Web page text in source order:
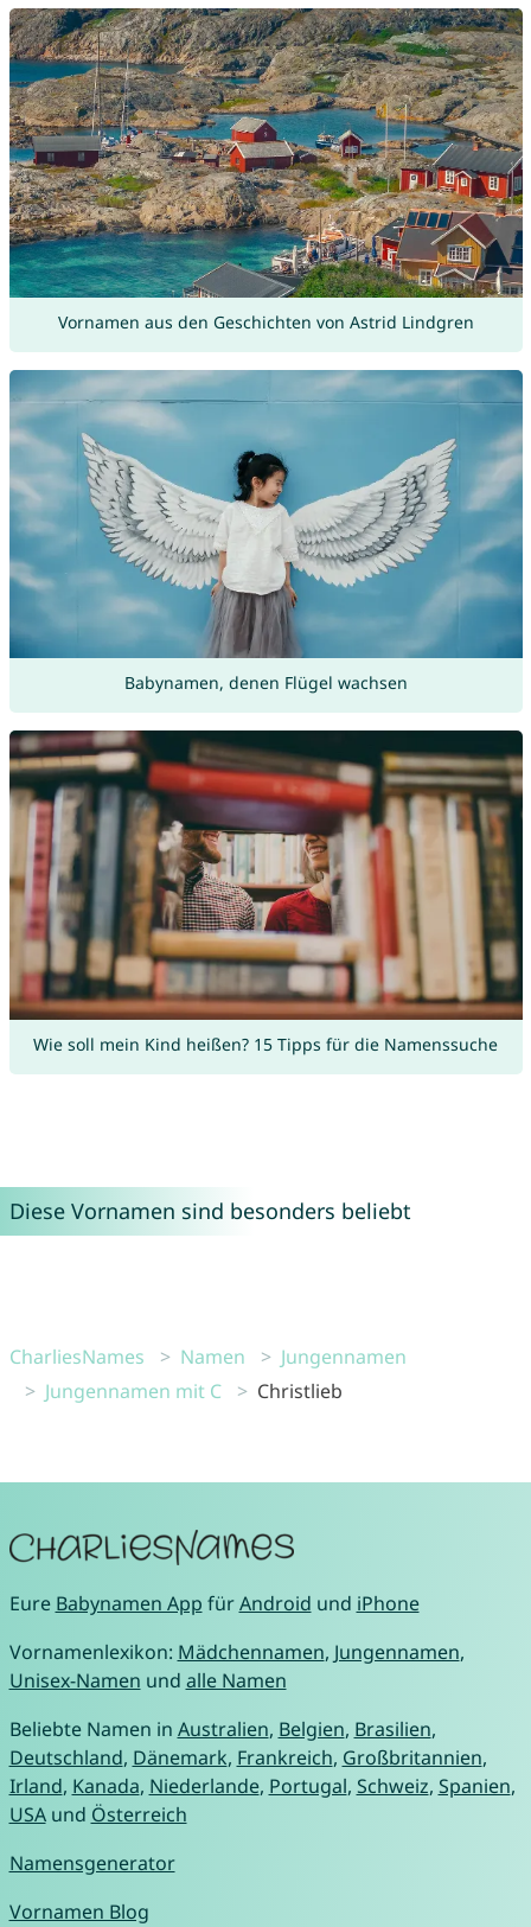
Vornamen aus den Geschichten von Astrid Lindgren
Babynamen, denen Flügel wachsen
Wie soll mein Kind heißen? 15 Tipps für die Namenssuche
Diese Vornamen sind besonders beliebt
CharliesNames Namen
Jungennamen
Jungennamen mit C
Christlieb
Eure Babynamen App fürAndroid und iPhone
Vornamenlexikon: Mädchennamen, Jungennamen,
Unisex-Namen und alle Namen
Beliebte Namen in Australien, Belgien, Brasilien,
Deutschland, Dänemark, Frankreich, Großbritannien,
Irland, Kanada, Niederlande, Portugal, Schweiz, Spanien,
USAund Österreich
Namensgenerator
Vornamen Blog